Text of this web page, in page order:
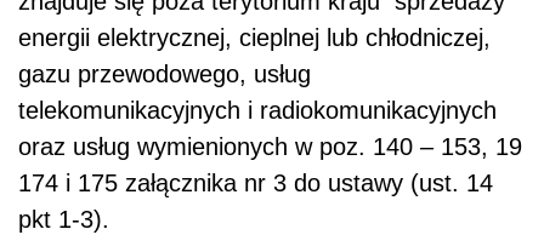
energii elektrycznej, cieplnej lub chłodniczej,
gazu przewodowego, usług
telekomunikacyjnych i radiokomunikacyjnych
oraz usług wymienionych w poz. 140 – 153, 19
174 i 175 załącznika nr 3 do ustawy (ust. 14
pkt 1-3).